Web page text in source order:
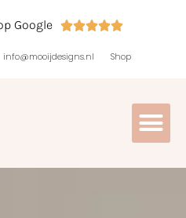
Google 
info@mooijdesigns.nl Shop